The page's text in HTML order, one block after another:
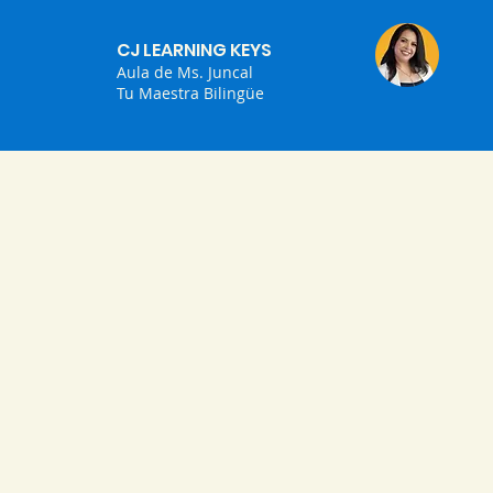
CJ LEARNING KEYS
Aula de Ms. Juncal
Tu Maestra Bilingüe